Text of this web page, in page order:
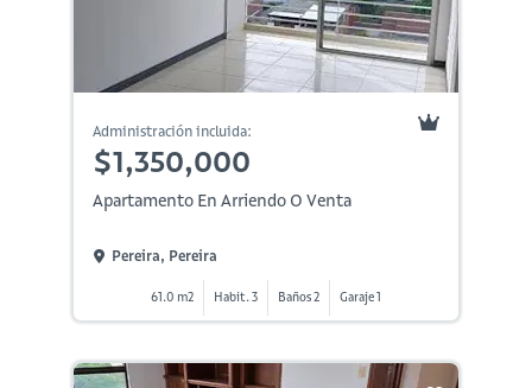
Administración incluida:
$1,350,000
Apartamento En Arriendo O Venta
Pereira, Pereira
61.0 m2 Habit. 3 Baños 2 Garaje 1